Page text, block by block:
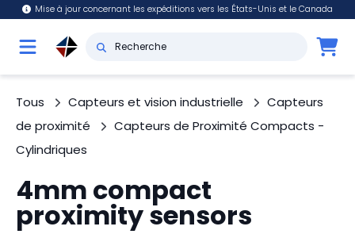
Mise à jour concernant les expéditions vers les États-Unis et le Canada
Tous Capteurs et vision industrielle
Capteurs
de proximité
Capteurs de Proximité Compacts -
Cylindriques
4mm compact
proximity sensors